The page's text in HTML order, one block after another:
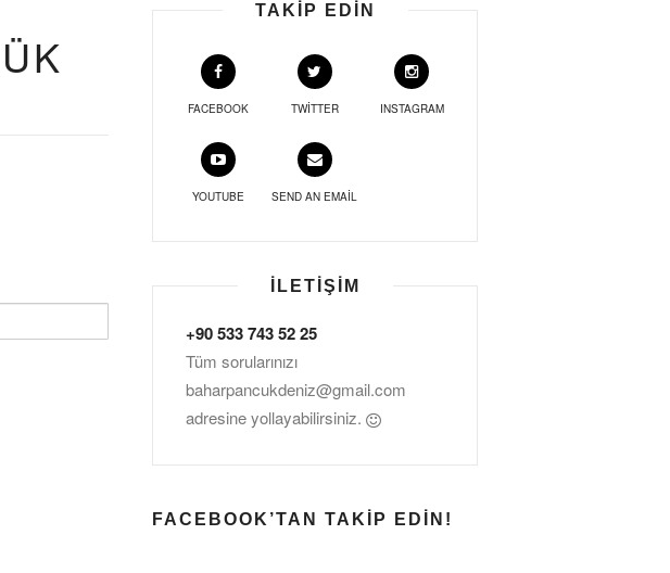
TAKIP EDIN
FACEBOOK TWITTER INSTAGRAM
YOUTUBE SEND AN EMAIL
İLETIŞIM
+90 533 743 52 25
Tüm sorularınızı
baharpancukdeniz@gmail.com
adresine yollayabilirsiniz.
FACEBOOK’TAN TAKIP EDIN!